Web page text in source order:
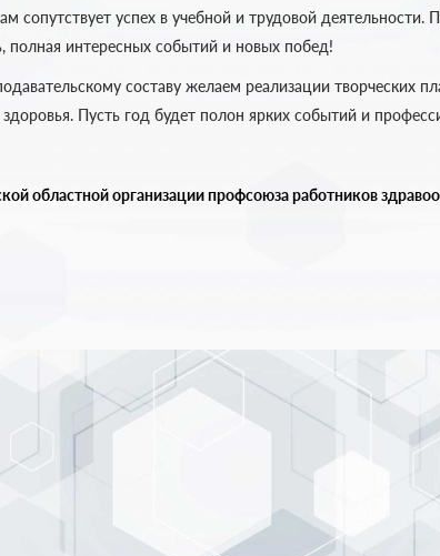
сопутствует успех в учебной и трудовой деятельности.
полная интересных событий и новых побед!
составу желаем реализации творческих
здоровья. Пусть год будет полон ярких событий и
областной организации профсоюза работников